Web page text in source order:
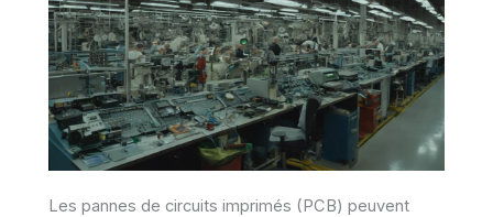
Les pannes de circuits imprimés (PCB) peuvent